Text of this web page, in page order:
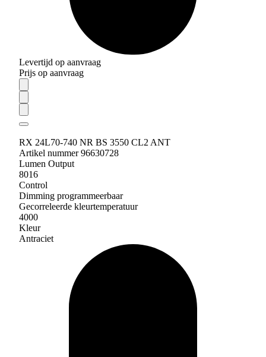
Levertijd op aanvraag
Prijs op aanvraag
RX 24L70-740 NR BS 3550 CL2 ANT
Artikel nummer 96630728
Lumen Output
8016
Control
Dimming programmeerbaar
Gecorreleerde kleurtemperatuur
4000
Kleur
Antraciet